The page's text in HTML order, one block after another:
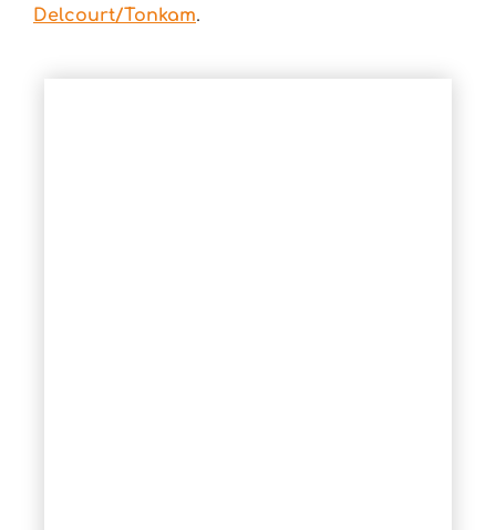
Delcourt/Tonkam.